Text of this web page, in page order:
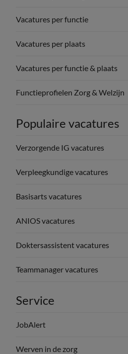
Vacatures per functie
Vacatures per plaats
Vacatures per functie & plaats
Functieprofielen Zorg & Welzijn
Populaire vacatures
Verzorgende IG vacatures
Verpleegkundige vacatures
Basisarts vacatures
ANIOS vacatures
Doktersassistent vacatures
Teammanager vacatures
Service
JobAlert
Werven in de zorg